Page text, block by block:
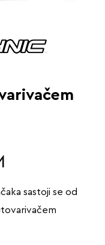
sastoji se od